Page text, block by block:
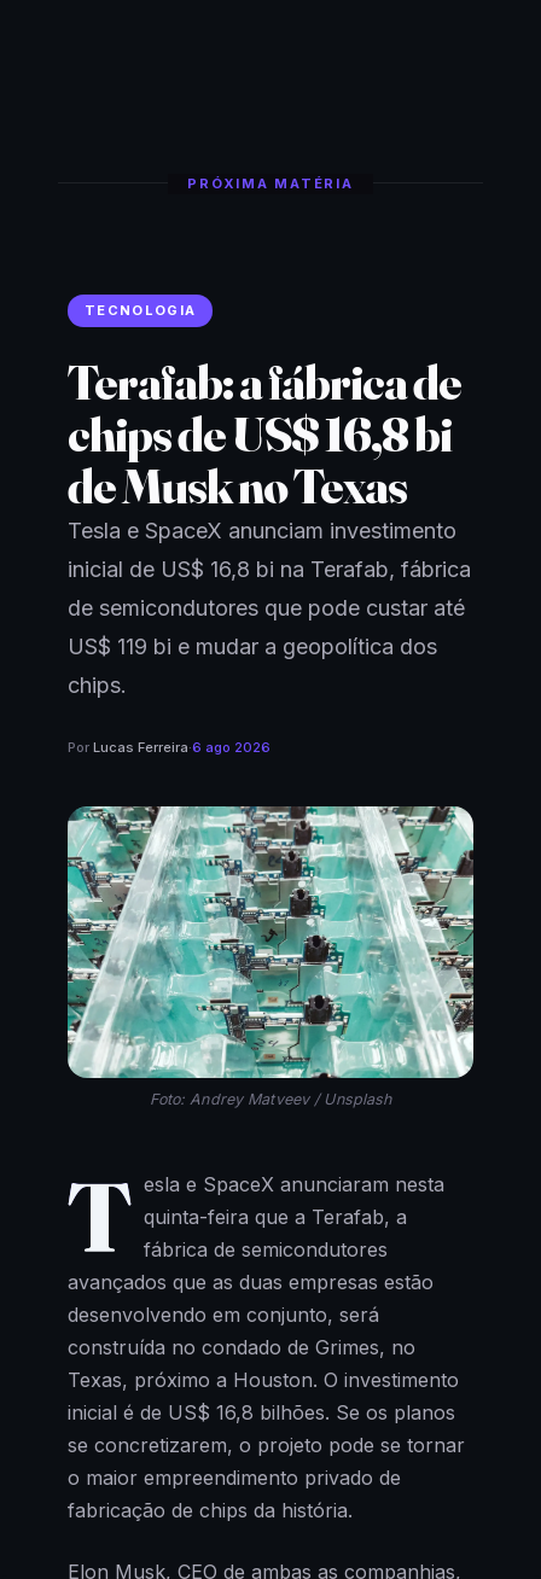
PRÓXIMA MATÉRIA
TECNOLOGIA
Terafab: a fábrica de
chips de US$ 16,8 bi
de Musk no Texas
Tesla e SpaceX anunciam investimento
inicial de US$ 16,8 bi na Terafab, fábrica
de semicondutores que pode custar até
US$ 119 bi e mudar a geopolítica dos
chips.
Por Lucas Ferreira·6 ago 2026
Foto: Andrey Matveev / Unsplash
T esla e SpaceX anunciaram nesta
quinta-feira que a Terafab, a
fábrica de semicondutores
avançados que as duas empresas estão
desenvolvendo em conjunto, será
construída no condado de Grimes, no
Texas, próximo a Houston. O investimento
inicial é de US$ 16,8 bilhões. Se os planos
se concretizarem, o projeto pode se tornar
o maior empreendimento privado de
fabricação de chips da história.
Elon Musk, CEO de ambas as companhias,